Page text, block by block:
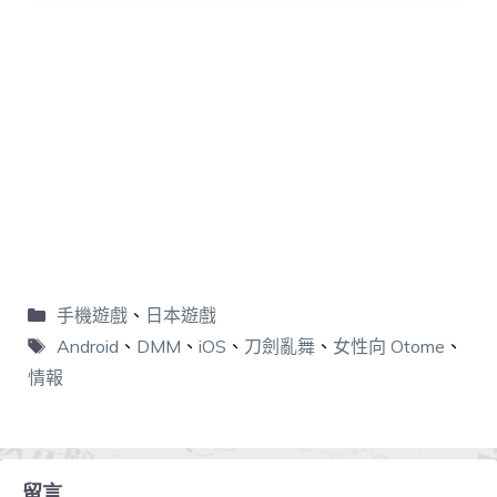
手機遊戲、 日本遊戲
Android 、 DMM 、 iOS 、 刀劍亂舞、 女性向 Otome 、
情報